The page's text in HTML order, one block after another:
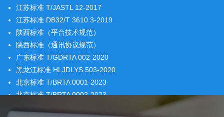
江苏标准 T/JASTL 12-2017
江苏标准 DB32/T 3610.3-2019
陕西标准（平台技术规范）
陕西标准（通讯协议规范）
广东标准 T/GDRTA 002-2020
黑龙江标准 HLJDLYS 503-2020
北京标准 T/BRTA 0001-2023
北京标准 T/BRTA 0002-2023